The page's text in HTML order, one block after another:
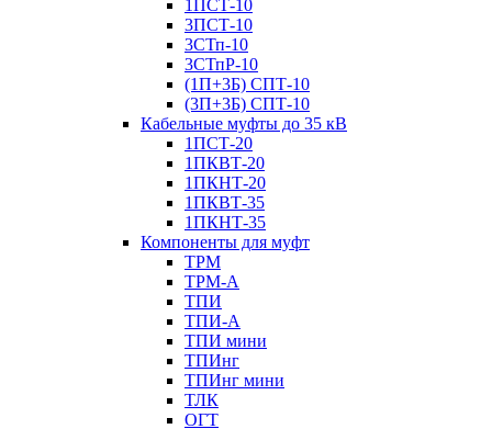
1ПСТ-10
3ПСТ-10
3СТп-10
3СТпР-10
(1П+3Б) СПТ-10
(3П+3Б) СПТ-10
Кабельные муфты до 35 кВ
1ПСТ-20
1ПКВТ-20
1ПКНТ-20
1ПКВТ-35
1ПКНТ-35
Компоненты для муфт
ТРМ
ТРМ-А
ТПИ
ТПИ-А
ТПИ мини
ТПИнг
ТПИнг мини
ТЛК
ОГТ